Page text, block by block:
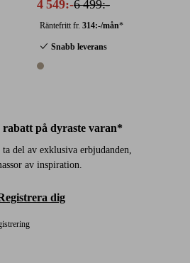
på dyraste varan*
del av exklusiva erbjudanden,
av inspiration.
dig
4 549:-6 499:-
Räntefritt fr. 314:-/mån*
Snabb leverans
1 färg